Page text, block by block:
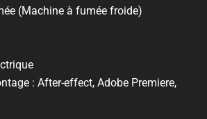
(Machine à fumée froide)
: After-effect, Adobe Premiere,